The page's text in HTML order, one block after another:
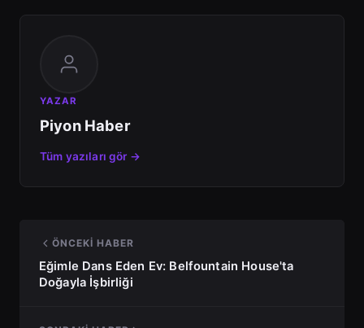
YAZAR
Piyon Haber
Tüm yazıları gör →
ÖNCEKI HABER
Eğimle Dans Eden Ev: Belfountain House'ta
Doğayla İşbirliği